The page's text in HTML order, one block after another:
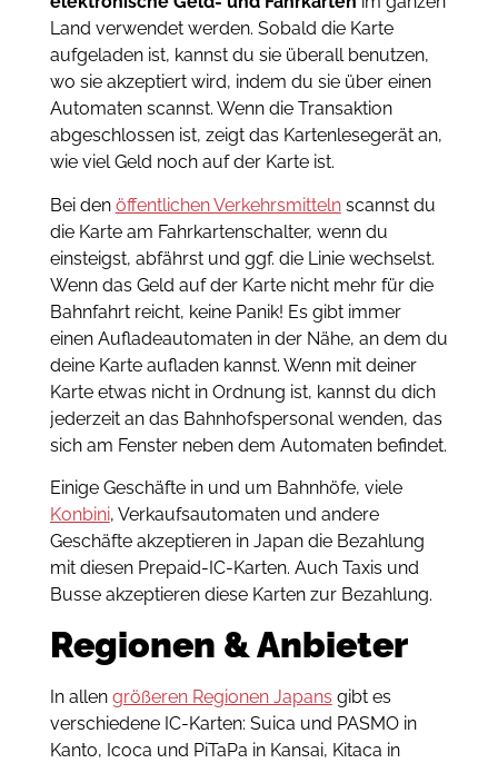
Land verwendet werden. Sobald die Karte
aufgeladen ist, kannst du sie überall benutzen,
wo sie akzeptiert wird, indem du sie über einen
Automaten scannst. Wenn die Transaktion
abgeschlossen ist, zeigt das Kartenlesegerät an,
wie viel Geld noch auf der Karte ist.
Bei den öffentlichen Verkehrsmittelnscannst du
die Karte am Fahrkartenschalter, wenn du
einsteigst, abfährst und ggf. die Linie wechselst.
Wenn das Geld auf der Karte nicht mehr für die
Bahnfahrt reicht, keine Panik! Es gibt immer
einen Aufladeautomaten in der Nähe, an dem du
deine Karte aufladen kannst. Wenn mit deiner
Karte etwas nicht in Ordnung ist, kannst du dich
jederzeit an das Bahnhofspersonal wenden, das
sich am Fenster neben dem Automaten befindet.
Einige Geschäfte in und um Bahnhöfe, viele
Konbini, Verkaufsautomaten und andere
Geschäfte akzeptieren in Japan die Bezahlung
mit diesen Prepaid-IC-Karten. Auch Taxis und
Busse akzeptieren diese Karten zur Bezahlung.
Regionen & Anbieter
In allen größeren Regionen Japans gibt es
verschiedene IC-Karten: Suica und PASMO in
Kanto, Icoca und PiTaPa in Kansai, Kitaca in